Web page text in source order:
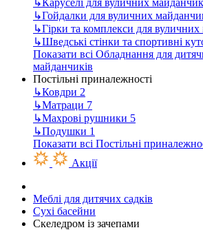
↳Гойдалки для вуличних
↳Гірки та комплекси для вуличних
↳Шведські стінки та спортивні
Показати всі Обладнання для
майданчиків
Постільні приналежності
↳Ковдри 2
↳Матраци 7
↳Махрові рушники 5
↳Подушки 1
Показати всі Постільні
Акції
Меблі для дитячих садків
Сухі басейни
Скеледром із зачепами